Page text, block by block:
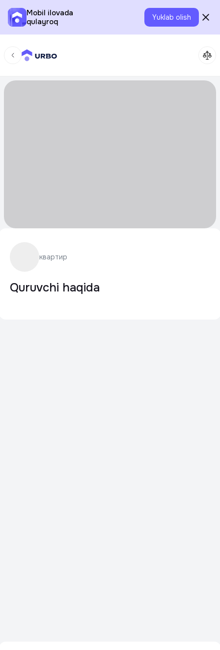
Mobil ilovada
qulayroq
Yuklab olish
квартир
Quruvchi haqida